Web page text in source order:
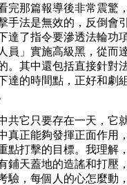
完那篇報導後非常震驚
手法是無效的，反倒會
達了指令要滲透法輪功
員」實施高級黑，從而
。其中還包括直接針對
達的時間點，正好和劇
共它只要存在一天，它
真正能夠發揮正面作用
點打擊的目標。我理解
鋪天蓋地的造謠和打壓
驗，每個人的心怎麼動